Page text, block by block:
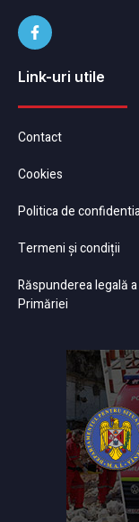
Link-uri utile
Contact
Cookies
Politica de
Termeni și condiții
Răspunderea legală
Primăriei